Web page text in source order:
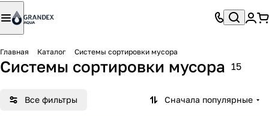
Главная Каталог Системы сортировки мусора
Системы сортировки мусора 15
Все фильтры Сначала популярные